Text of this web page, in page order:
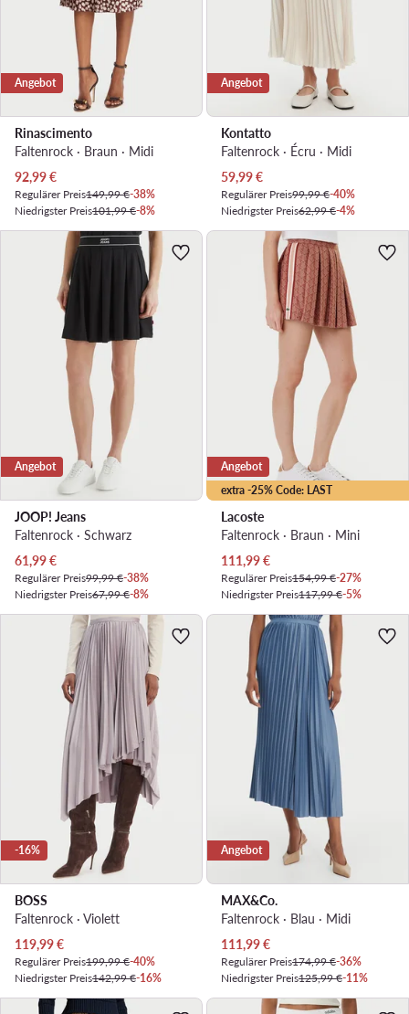
Angebot
Rinascimento
Faltenrock · Braun · Midi
Aktueller Preis
92,99€
Regulärer Preis149,99 €-38%
Niedrigster Preis101,99 €-8%
Angebot
Kontatto
Faltenrock · Écru · Midi
Aktueller Preis
59,99€
Regulärer Preis99,99 €-40%
Niedrigster Preis62,99 €-4%
Angebot
JOOP! Jeans
Faltenrock · Schwarz
Aktueller Preis
61,99€
Regulärer Preis99,99 €-38%
Niedrigster Preis67,99 €-8%
extra -25% Code: LAST
Angebot
Lacoste
Faltenrock · Braun · Mini
Aktueller Preis
111,99€
Regulärer Preis154,99 €-27%
Niedrigster Preis117,99 €-5%
-16%
BOSS
Faltenrock · Violett
Aktueller Preis
119,99€
Regulärer Preis199,99 €-40%
Niedrigster Preis142,99 €-16%
Angebot
MAX&Co.
Faltenrock · Blau · Midi
Aktueller Preis
111,99€
Regulärer Preis174,99 €-36%
Niedrigster Preis125,99 €-11%